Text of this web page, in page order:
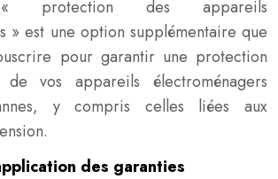
« protection des appareils
» est une option supplémentaire que
pour garantir une protection
vos appareils électroménagers
y compris celles liées aux
des garanties